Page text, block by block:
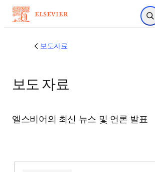
주요 콘텐
보도자료
보도 자료
엘스비어의 최신 뉴스 및 언론 발표